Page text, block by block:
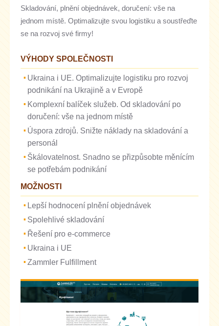
Skladování, plnění objednávek, doručení: vše na
jednom místě. Optimalizujte svou logistiku a soustřeďte
se na rozvoj své firmy!
VÝHODY SPOLEČNOSTI
Ukraina i UE. Optimalizujte logistiku pro rozvoj
podnikání na Ukrajině a v Evropě
Komplexní balíček služeb. Od skladování po
doručení: vše na jednom místě
Úspora zdrojů. Snižte náklady na skladování a
personál
Škálovatelnost. Snadno se přizpůsobte měnícím
se potřebám podnikání
MOŽNOSTI
Lepší hodnocení plnění objednávek
Spolehlivé skladování
Řešení pro e-commerce
Ukraina i UE
Zammler Fulfillment